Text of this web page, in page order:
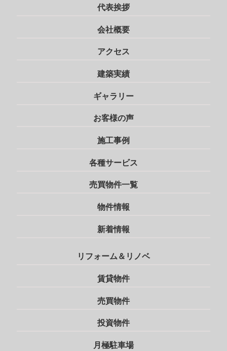
代表挨拶
会社概要
アクセス
建築実績
ギャラリー
お客様の声
施工事例
各種サービス
売買物件一覧
物件情報
新着情報
リフォーム＆リノベ
賃貸物件
売買物件
投資物件
月極駐車場